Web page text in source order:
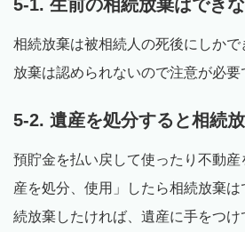
5-1. 生前の相続放棄はでき
相続放棄は被相続人の死後にしか
放棄は認められないので注意が必要
5-2. 遺産を処分すると相続
預貯金を払い戻して使ったり不動
産を処分、使用」したら相続放棄
続放棄したければ、遺産に手をつけ